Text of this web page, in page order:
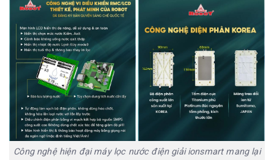
Công nghệ hiện đại máy lọc nước điện giải ionsmart mang lại